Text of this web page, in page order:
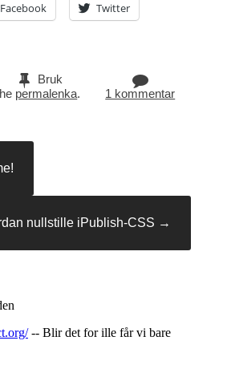
Facebook Twitter
Bruk
permalenka. 1 kommentar
nullstille iPublish-CSS →